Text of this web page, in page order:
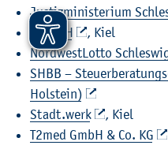
Jus­tiz­mi­nis­te­ri­um
NAH.​SH
, Kiel
Nord­west­Lot­to
SHBB –
Hol­stein)
Stadt.​werk
, Kiel
T2med GmbH & Co. KG